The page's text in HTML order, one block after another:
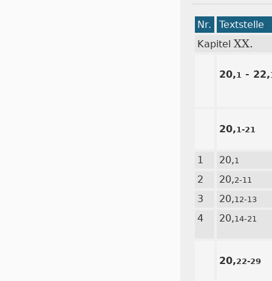
Nr.
Textstelle
Kapitel XX.
20,1- 22,
20,1-21
1 20,1
2 20,2-11
3 20,12-13
4 20,14-21
20,22-29